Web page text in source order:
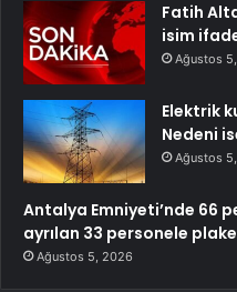
Fatih
isim
Ağustos
Elektrik
Nedeni
Ağustos
Antalya Emniyeti’nde 66
ayrılan 33 personele
Ağustos 5, 2026